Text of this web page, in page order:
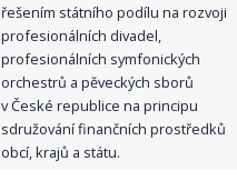
řešením státního podílu na rozvoji
profesionálních divadel,
profesionálních symfonických
orchestrů a pěveckých sborů
v České republice na principu
sdružování finančních prostředků
obcí, krajů a státu.